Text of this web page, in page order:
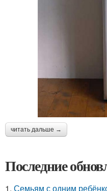
читать дальше →
Последние
1. Семьям с одним